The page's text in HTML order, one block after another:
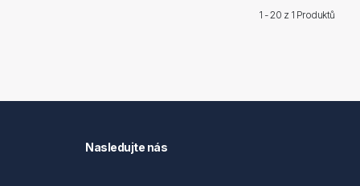
1 - 20 z 1 Produktů
Nasledujte nás